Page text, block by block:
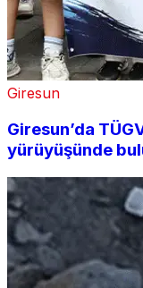
Giresun
Giresun’da
yürüyüşünde